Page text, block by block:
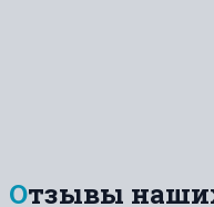
Отзывы